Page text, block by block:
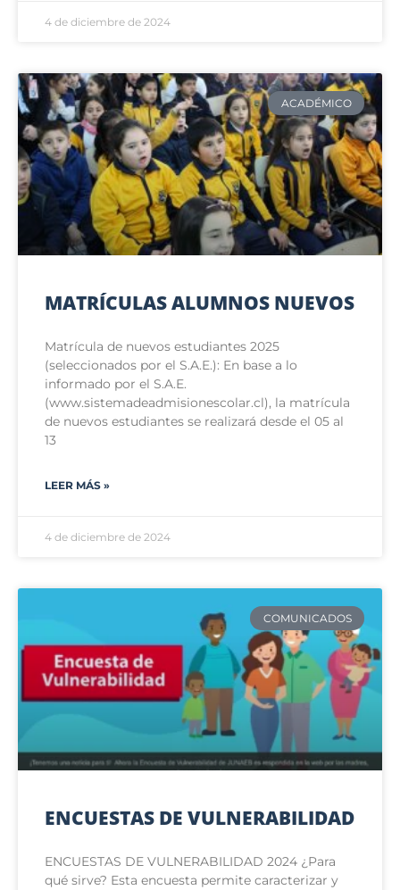
4 de diciembre de 2024
ACADÉMICO
MATRÍCULAS ALUMNOS NUEVOS
Matrícula de nuevos estudiantes 2025
(seleccionados por el S.A.E.): En base a lo
informado por el S.A.E.
(www.sistemadeadmisionescolar.cl), la matrícula
de nuevos estudiantes se realizará desde el 05 al
13
LEER MÁS »
4 de diciembre de 2024
COMUNICADOS
ENCUESTAS DE VULNERABILIDAD
ENCUESTAS DE VULNERABILIDAD 2024 ¿Para
qué sirve? Esta encuesta permite caracterizar y